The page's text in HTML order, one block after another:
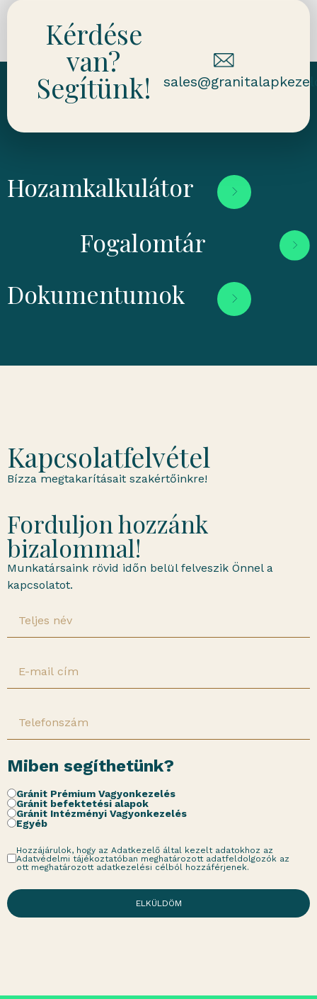
Kérdése
van?
Segítünk!
Hozamkalkulátor
Fogalomtár
Dokumentumok
Kapcsolatfelvétel
Bízza megtakarításait szakértőinkre!
Forduljon hozzánk
bizalommal!
Munkatársaink rövid időn belül felveszik Önnel a
kapcsolatot.
Miben segíthetünk?
Gránit Prémium Vagyonkezelés
Gránit befektetési alapok
Gránit Intézményi Vagyonkezelés
Egyéb
Hozzájárulok, hogy az Adatkezelő által kezelt adatokhoz az
Adatvédelmi tájékoztatóban meghatározott adatfeldolgozók az
ott meghatározott adatkezelési célból hozzáférjenek.
ELKÜLDÖM